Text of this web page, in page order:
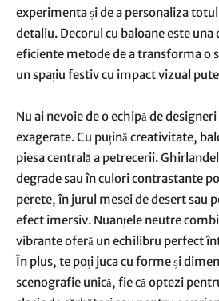
experimenta și de a personaliza
detaliu. Decorul cu baloane este una
eficiente metode de a transforma o
un spațiu festiv cu impact vizual
Nu ai nevoie de o echipă de
exagerate. Cu puțină creativitate,
piesa centrală a petrecerii.
degrade sau în culori contrastante
perete, în jurul mesei de desert sau
efect imersiv. Nuanțele neutre
vibrante oferă un echilibru perfect
În plus, te poți juca cu forme și
scenografie unică, fie că optezi